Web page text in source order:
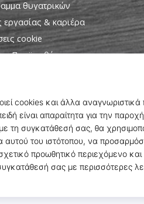
θυγατρικών
εργασίας & καριέρα
cookie
Προϋποθέσεις
© 2010 – 2026